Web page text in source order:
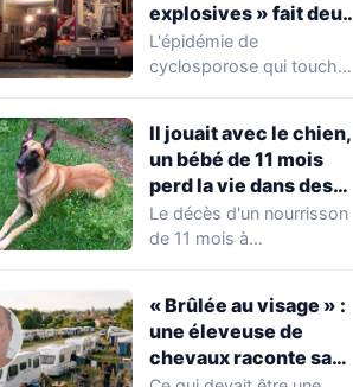
explosives » fait deux
premiers morts
L'épidémie de
cyclosporose qui touche
aggravation. Les autorités
sanitaires…
Il jouait avec le chien,
un bébé de 11 mois
perd la vie dans des
circonstances
horribles
Le décès d'un nourrisson
de 11 mois à
profondément…
« Brûlée au visage » :
une éleveuse de
chevaux raconte sa